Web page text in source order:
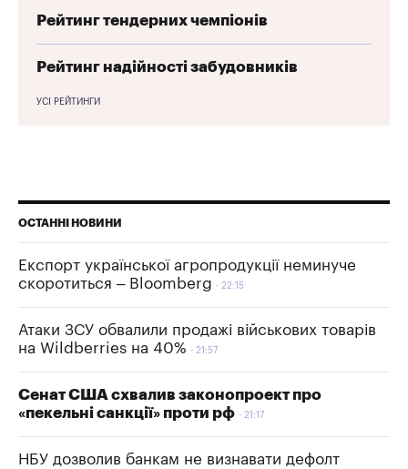
Рейтинг тендерних чемпіонів
Рейтинг надійності забудовників
УСІ РЕЙТИНГИ
ОСТАННІ НОВИНИ
Експорт української агропродукції неминуче
скоротиться – Bloomberg
22:15
Атаки ЗСУ обвалили продажі військових товарів
на Wildberries на 40%
21:57
Сенат США схвалив законопроект про
«пекельні санкції» проти рф
21:17
НБУ дозволив банкам не визнавати дефолт